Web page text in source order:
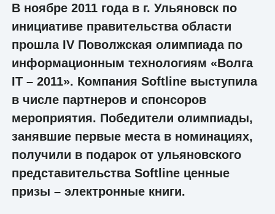
В ноябре 2011 года в г. Ульяновск по
инициативе правительства области
прошла IV Поволжская олимпиада по
информационным технологиям «Волга
IT – 2011». Компания Softline выступила
в числе партнеров и спонсоров
мероприятия. Победители олимпиады,
занявшие первые места в номинациях,
получили в подарок от ульяновского
представительства Softline ценные
призы – электронные книги.